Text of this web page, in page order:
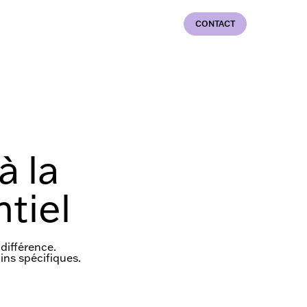
CONTACT
la
spécifiques.